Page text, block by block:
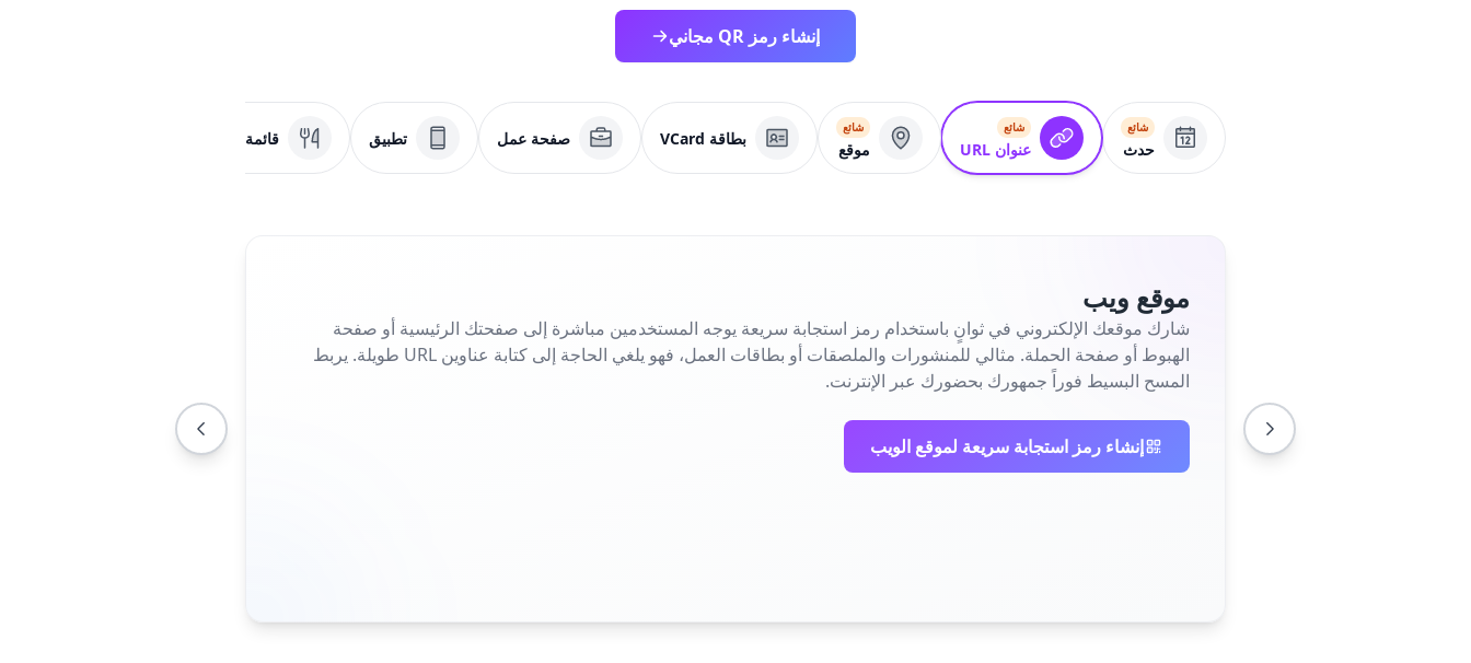
إنشاء رمز QR مجاني
شائع
حدث
شائع
عنوان URL
شائع
موقع
بطاقة VCard صفحة عمل تطبيق قائمة طعام
موقع ويب
شارك موقعك الإلكتروني في ثوانٍ باستخدام رمز استجابة سريعة يوجه المستخدمين مباشرة إلى صفحتك الرئيسية أو صفحة
الهبوط أو صفحة الحملة. مثالي للمنشورات والملصقات أو بطاقات العمل، فهو يلغي الحاجة إلى كتابة عناوين URL طويلة. يربط
المسح البسيط فوراً جمهورك بحضورك عبر الإنترنت.
إنشاء رمز استجابة سريعة لموقع الويب